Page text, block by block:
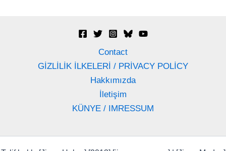
Contact
GİZLİLİK İLKELERİ / PRİVACY POLİCY
Hakkımızda
İletişim
KÜNYE / IMRESSUM